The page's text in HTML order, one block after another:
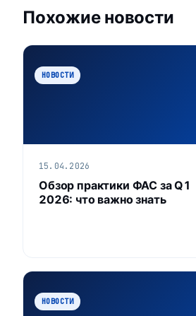
Похожие новости
НОВОСТИ
15.04.2026
Обзор практики ФАС за Q1
2026: что важно знать
НОВОСТИ